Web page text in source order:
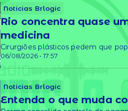
Noticias Brlogic
06/08/2026 • 17:57
Rio concentra quase
medicina
Cirurgiões plásticos pedem que
Noticias Brlogic
Entenda o que muda